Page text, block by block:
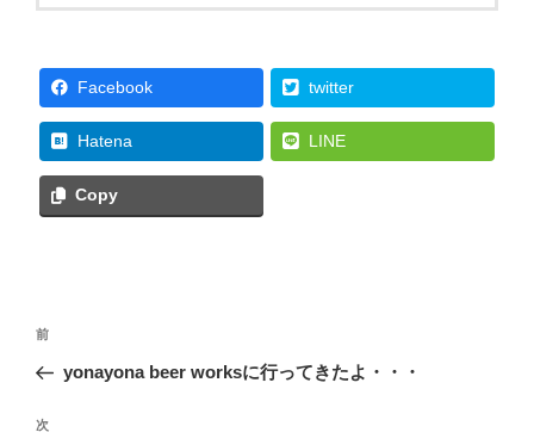
Facebook twitter
Hatena LINE
Copy
投
ナ
ビ
前
の
稿
前
yonayona beer worksに行ってきたよ・・・
次
次